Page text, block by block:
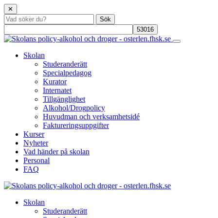
✕
Skolan
Studeranderätt
Specialpedagog
Kurator
Internatet
Tillgänglighet
Alkohol/Drogpolicy
Huvudman och verksamhetsidé
Faktureringsuppgifter
Kurser
Nyheter
Vad händer på skolan
Personal
FAQ
Skolan
Studeranderätt